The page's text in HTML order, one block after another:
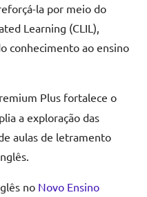
la por meio do
Learning (CLIL),
conhecimento ao ensino
Plus fortalece o
a exploração das
aulas de letramento
no Novo Ensino